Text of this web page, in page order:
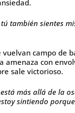
también sientes
vuelvan campo de
amenaza con
sale victorioso.
más allá de la
sintiendo